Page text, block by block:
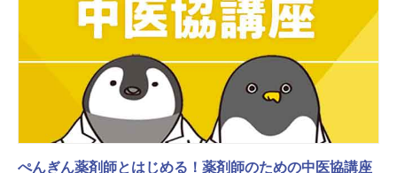
ぺんぎん薬剤師とはじめる！薬剤師のための中医協講座